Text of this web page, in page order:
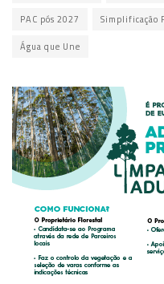
PAC pós 2027 Simplificação
Água que Une